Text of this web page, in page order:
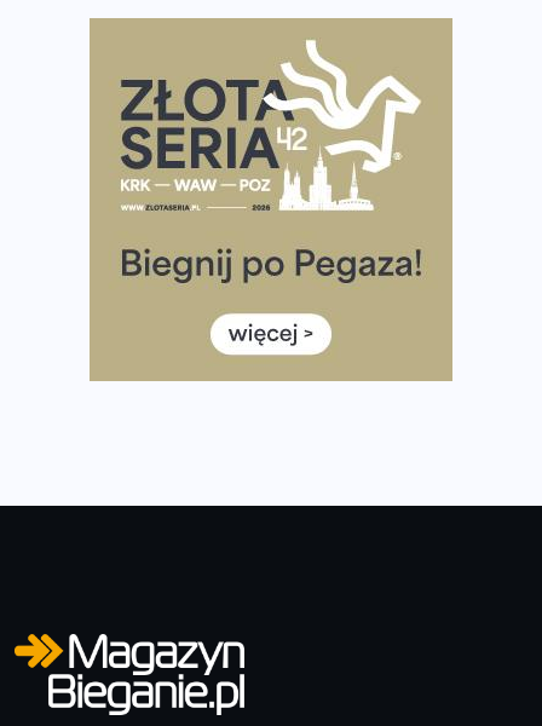
Rozbiegany Olsztyn szykuje się na weekend z
półmaratonem
Już w tę sobotę 35. Bieg Powstania Warszawskiego.
Wystartuje rekordowa liczba uczestników
35. Bieg Powstania Warszawskiego – praktyczny
Ile razy w tygodniu biegać? 3 treningi wystarczą? Jak
często biegać, żeby robić postępy
Już w ten weekend! Przed nami Nocny Portowy Maraton
i Półmaraton Szczeciński. Wszystko, co warto wiedzieć